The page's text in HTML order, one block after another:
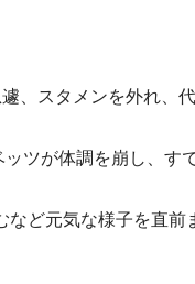
スタメンを外れ、
ツが体調を崩し、す
ど元気な様子を直